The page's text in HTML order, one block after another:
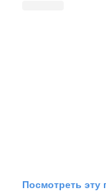
Посмотреть эту